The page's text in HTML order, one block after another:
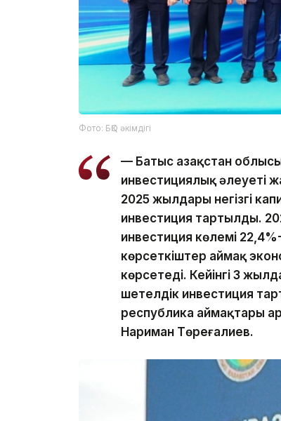
Фото: БҚО әкімдігі
— Батыс Қазақстан
инвестициялық әлеуеті
2025 жылдары негізгі
инвестиция тартылды.
инвестиция көлемі
көрсеткіштер аймақ
көрсетеді. Кейінгі 3
шетелдік инвестиция
республика аймақтары
Нариман Төреғалиев.